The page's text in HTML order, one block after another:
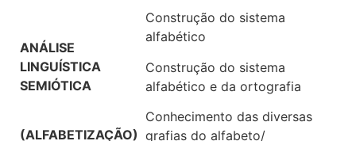
ANÁLISE
LINGUÍSTICA
SEMIÓTICA
(ALFABETIZAÇÃO)
Construção do sistema
alfabético
Construção do sistema
alfabético e da ortografia
Conhecimento das diversas
grafias do alfabeto/